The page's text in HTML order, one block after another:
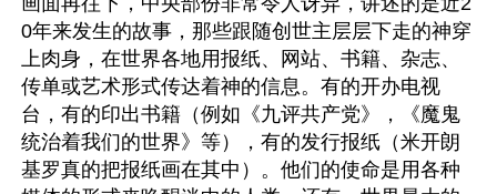
0年来发生的故事，那些跟随创世主层层下走的神穿
上肉身，在世界各地用报纸、网站、书籍、杂志、
传单或艺术形式传达着神的信息。有的开办电视
台，有的印出书籍（例如《九评共产党》，《魔鬼
统治着我们的世界》等），有的发行报纸（米开朗
基罗真的把报纸画在其中）。他们的使命是用各种